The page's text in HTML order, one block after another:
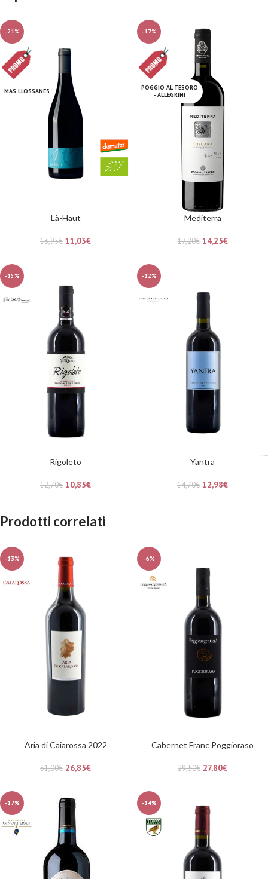
-21%
MAS LLOSSANES
Là-Haut
13,95€ 11,03€
-17%
POGGIO AL TESORO
- ALLEGRINI
Mediterra
17,20€ 14,25€
-15%
Rigoleto
12,70€ 10,85€
-12%
Yantra
14,70€ 12,98€
Prodotti correlati
-13%
Aria di Caiarossa 2022
31,00€ 26,85€
-6%
Cabernet Franc Poggioraso
29,50€ 27,80€
-17% -14%